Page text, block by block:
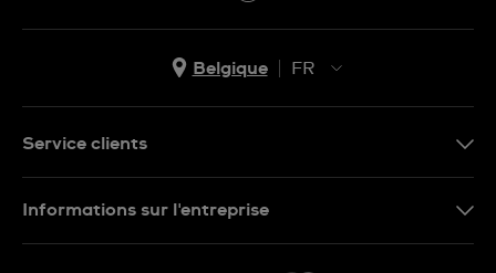
Belgique
FR
Service clients
Informations sur l'entreprise